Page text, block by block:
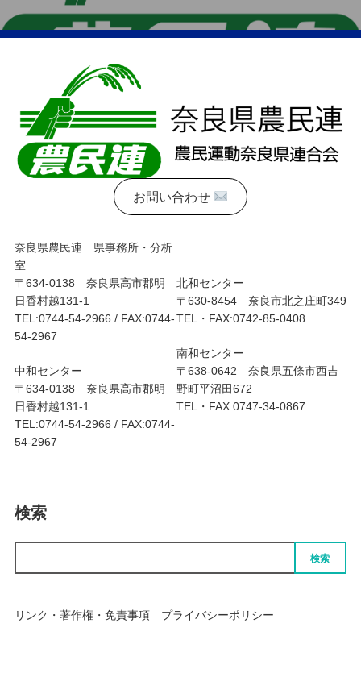
お問い合わせ
奈良県農民連 県事務所・分析
室
〒634-0138 奈良県高市郡明
日香村越131-1
TEL:0744-54-2966 / FAX:0744-
54-2967
中和センター
〒634-0138 奈良県高市郡明
日香村越131-1
TEL:0744-54-2966 / FAX:0744-
54-2967
北和センター
〒630-8454 奈良市北之庄町349
TEL・FAX:0742-85-0408
南和センター
〒638-0642 奈良県五條市西吉
野町平沼田672
TEL・FAX:0747-34-0867
検索
検索
リンク・著作権・免責事項 プライバシーポリシー